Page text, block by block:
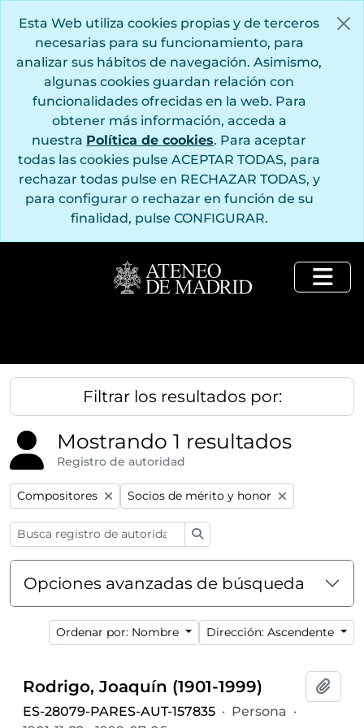
Esta Web utiliza cookies propias y de terceros
necesarias para su funcionamiento, para
analizar sus hábitos de navegación. Asimismo,
algunas cookies guardan relación con
funcionalidades ofrecidas en la web. Para
obtener más información, acceda a
nuestra Política de cookies. Para aceptar
todas las cookies pulse ACEPTAR TODAS, para
rechazar todas pulse en RECHAZAR TODAS, y
para configurar o rechazar en función de su
finalidad, pulse CONFIGURAR.
Filtrar los resultados por:
Mostrando 1 resultados
Registro de autoridad
Remove filter:
Compositores Remove filter:
Socios de mérito y honor
Opciones avanzadas de búsqueda
Ordenar por: Nombre Dirección: Ascendente
Rodrigo, Joaquín (1901-1999)
ES-28079-PARES-AUT-157835 · Persona ·